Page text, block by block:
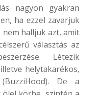
nagyon gyakran
ha ezzel zavarjuk
halljuk azt, amit
választás az
Létezik
helytakarékos,
BuzziHood). De a